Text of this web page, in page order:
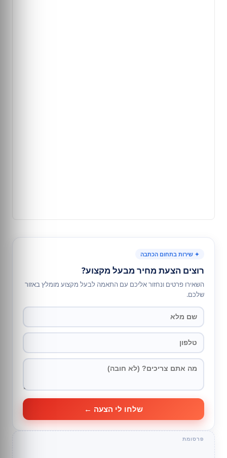
✦ שירות בתחום הכתבה
רוצים הצעת מחיר מבעל מקצוע?
השאירו פרטים ונחזור אליכם עם התאמה לבעל מקצוע מומלץ באזור
שלכם.
שלחו לי הצעה ←